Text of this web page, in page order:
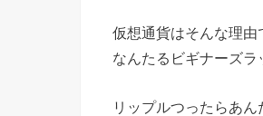
仮想通貨はそんな理
なんたるビギナーズラ
リップルつったらあん